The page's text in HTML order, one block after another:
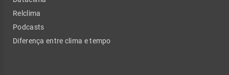
Relclima
Podcasts
Diferença entre clima e tempo